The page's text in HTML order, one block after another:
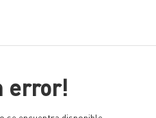
error!